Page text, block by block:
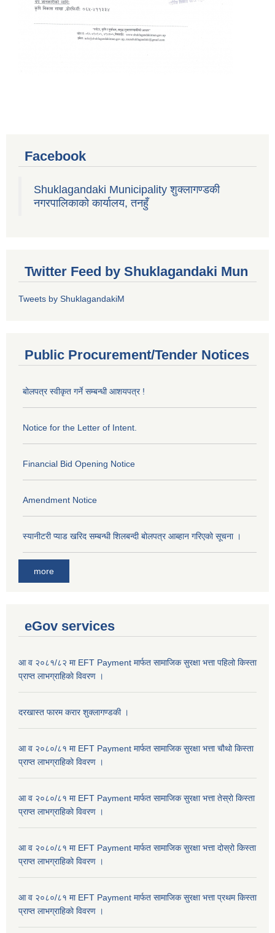
Facebook
Shuklagandaki Municipality शुक्लागण्डकी
नगरपालिकाको कार्यालय, तनहुँ
Twitter Feed by Shuklagandaki Mun
Tweets by ShuklagandakiM
Public Procurement/Tender Notices
बोलपत्र स्वीकृत गर्ने सम्बन्धी आशयपत्र !
Notice for the Letter of Intent.
Financial Bid Opening Notice
Amendment Notice
स्यानीटरी प्याड खरिद सम्बन्धी शिलबन्दी बोलपत्र आब्हान गरिएको सूचना ।
more
eGov services
आ व २०८१/८२ मा EFT Payment मार्फत सामाजिक सुरक्षा भत्ता पहिलो किस्ता
प्राप्त लाभग्राहिकाे विवरण ।
दरखास्त फारम करार शुक्लागण्डकी ।
आ व २०८०/८१ मा EFT Payment मार्फत सामाजिक सुरक्षा भत्ता चौथो किस्ता
प्राप्त लाभग्राहिकाे विवरण ।
आ व २०८०/८१ मा EFT Payment मार्फत सामाजिक सुरक्षा भत्ता तेस्रो किस्ता
प्राप्त लाभग्राहिकाे विवरण ।
आ व २०८०/८१ मा EFT Payment मार्फत सामाजिक सुरक्षा भत्ता दोस्रो किस्ता
प्राप्त लाभग्राहिकाे विवरण ।
आ व २०८०/८१ मा EFT Payment मार्फत सामाजिक सुरक्षा भत्ता प्रथम किस्ता
प्राप्त लाभग्राहिकाे विवरण ।